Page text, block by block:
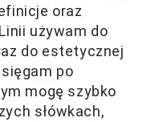
oraz
używam do
do estetycznej
po
mogę szybko
słówkach,